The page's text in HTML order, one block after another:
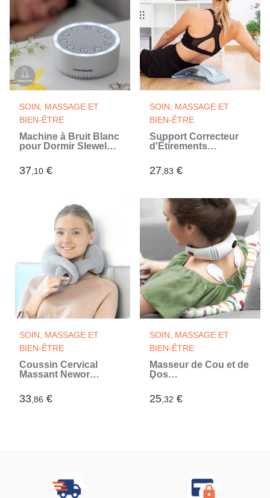
SOIN, MASSAGE ET
BIEN-ÊTRE
Machine à Bruit Blanc
pour Dormir Slewel
37,10 €
SOIN, MASSAGE ET
BIEN-ÊTRE
Support Correcteur
d'Étirements
de Pression et
Magnétiques Lumport
27,83 €
SOIN, MASSAGE ET
BIEN-ÊTRE
Coussin Cervical
Massant Newor
33,86 €
SOIN, MASSAGE ET
BIEN-ÊTRE
Masseur de Cou et de
Dos
Calmagner
InnovaGoods
25,32 €